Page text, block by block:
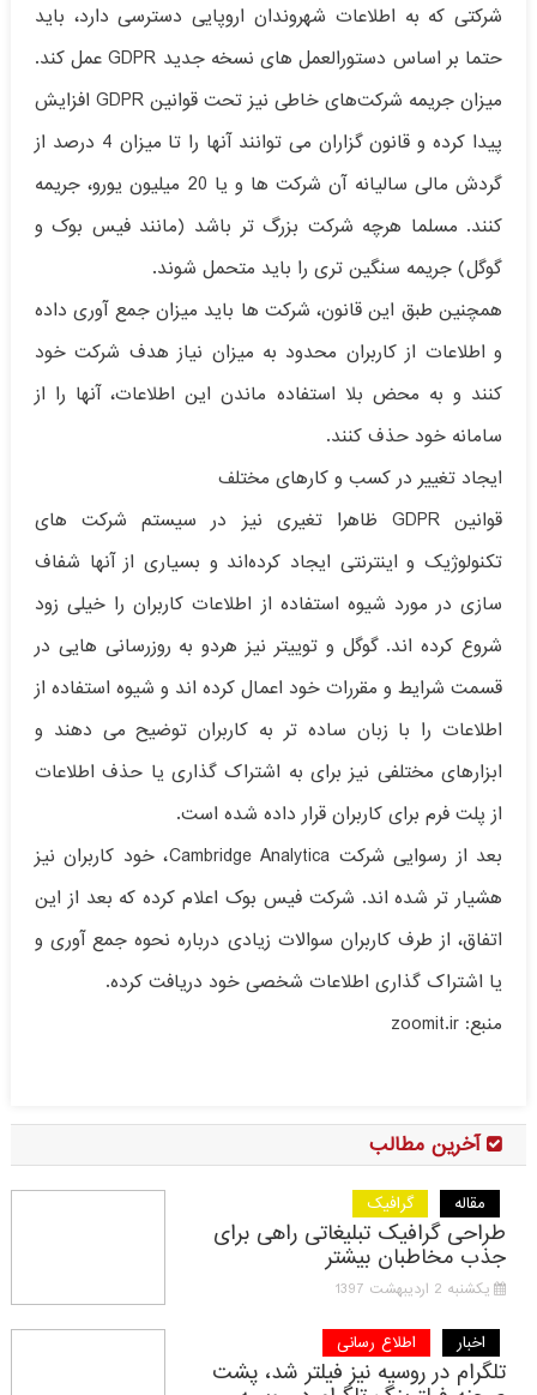
شرکتی که به اطلاعات شهروندان اروپایی دسترسی دارد، باید
حتما بر اساس دستورالعمل های نسخه جدید GDPR عمل کند.
میزان جریمه شرکت‌های خاطی نیز تحت قوانین GDPR افزایش
پیدا کرده و قانون گزاران می توانند آنها را تا میزان 4 درصد از
گردش مالی سالیانه آن شرکت ها و یا 20 میلیون یورو، جریمه
کنند. مسلما هرچه شرکت بزرگ تر باشد (مانند فیس بوک و
گوگل) جریمه سنگین تری را باید متحمل شوند.
همچنین طبق این قانون، شرکت ها باید میزان جمع آوری داده
و اطلاعات از کاربران محدود به میزان نیاز هدف شرکت خود
کنند و به محض بلا استفاده ماندن این اطلاعات، آنها را از
سامانه خود حذف کنند.
ایجاد تغییر در کسب و کارهای مختلف
قوانین GDPR ظاهرا تغیری نیز در سیستم شرکت های
تکنولوژیک و اینترنتی ایجاد کرده‌اند و بسیاری از آنها شفاف
سازی در مورد شیوه استفاده از اطلاعات کاربران را خیلی زود
شروع کرده اند. گوگل و توییتر نیز هردو به روزرسانی هایی در
قسمت شرایط و مقررات خود اعمال کرده اند و شیوه استفاده از
اطلاعات را با زبان ساده تر به کاربران توضیح می دهند و
ابزارهای مختلفی نیز برای به اشتراک گذاری یا حذف اطلاعات
از پلت فرم برای کاربران قرار داده شده است.
بعد از رسوایی شرکت Cambridge Analytica، خود کاربران نیز
هشیار تر شده اند. شرکت فیس بوک اعلام کرده که بعد از این
اتفاق، از طرف کاربران سوالات زیادی درباره نحوه جمع آوری و
یا اشتراک گذاری اطلاعات شخصی خود دریافت کرده.
منبع: zoomit.ir
آخرین مطالب
مقاله گرافیک
طراحی گرافیک تبلیغاتی راهی برای
جذب مخاطبان بیشتر
یکشنبه 2 اردیبهشت 1397
اخبار اطلاع رسانی
تلگرام در روسیه نیز فیلتر شد، پشت